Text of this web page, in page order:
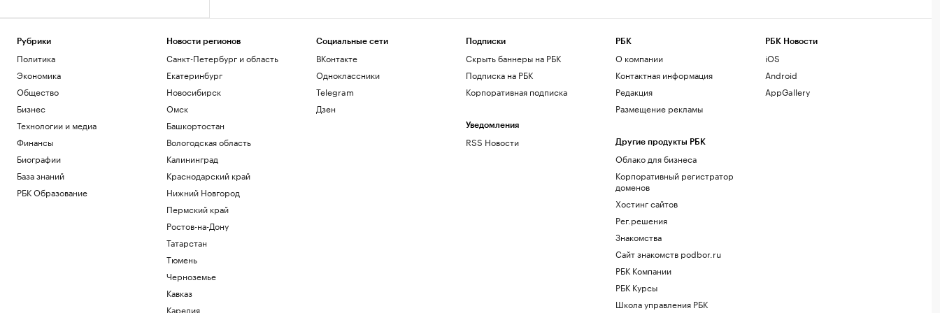
Рубрики
Политика
Экономика
Общество
Бизнес
Технологии и медиа
Финансы
Биографии
База знаний
РБК Образование
Новости регионов
Санкт-Петербург и область
Екатеринбург
Новосибирск
Омск
Башкортостан
Вологодская область
Калининград
Краснодарский край
Нижний Новгород
Пермский край
Ростов-на-Дону
Татарстан
Тюмень
Черноземье
Кавказ
Карелия
Социальные сети
ВКонтакте
Одноклассники
Telegram
Дзен
Подписки
Скрыть баннеры на РБК
Подписка на РБК
Корпоративная подписка
Уведомления
RSS Новости
РБК
О компании
Контактная информация
Редакция
Размещение рекламы
Другие продукты РБК
Облако для бизнеса
Корпоративный регистратор
доменов
Хостинг сайтов
Рег.решения
Знакомства
Сайт знакомств podbor.ru
РБК Компании
РБК Курсы
Школа управления РБК
РБК Новости
iOS
Android
AppGallery